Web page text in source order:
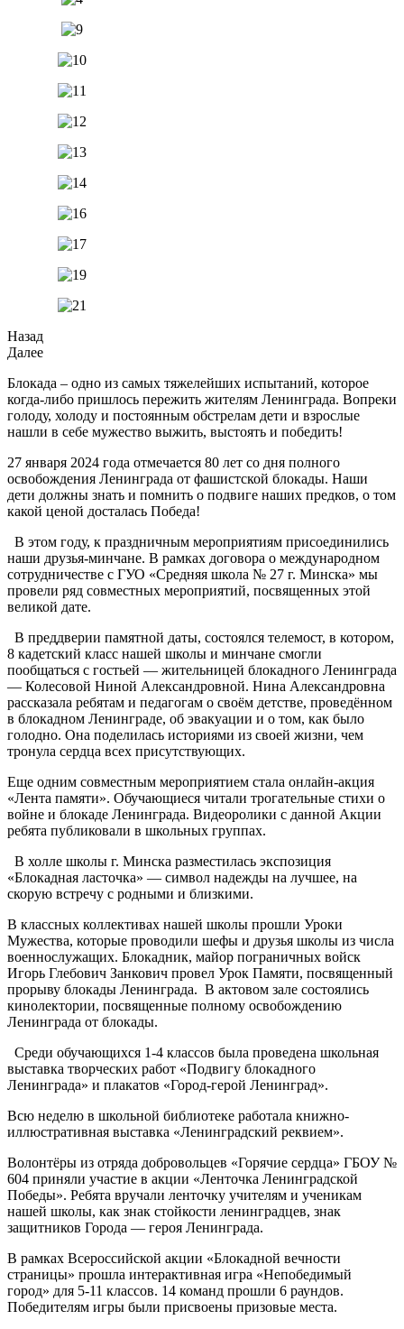
Назад
Далее
Блокада – одно из самых тяжелейших испытаний, которое
когда-либо пришлось пережить жителям Ленинграда. Вопреки
голоду, холоду и постоянным обстрелам дети и взрослые
нашли в себе мужество выжить, выстоять и победить!
27 января 2024 года отмечается 80 лет со дня полного
освобождения Ленинграда от фашистской блокады. Наши
дети должны знать и помнить о подвиге наших предков, о том
какой ценой досталась Победа!
В этом году, к праздничным мероприятиям присоединились
наши друзья-минчане. В рамках договора о международном
сотрудничестве с ГУО «Средняя школа № 27 г. Минска» мы
провели ряд совместных мероприятий, посвященных этой
великой дате.
В преддверии памятной даты, состоялся телемост, в котором,
8 кадетский класс нашей школы и минчане смогли
пообщаться с гостьей — жительницей блокадного Ленинграда
— Колесовой Ниной Александровной. Нина Александровна
рассказала ребятам и педагогам о своём детстве, проведённом
в блокадном Ленинграде, об эвакуации и о том, как было
голодно. Она поделилась историями из своей жизни, чем
тронула сердца всех присутствующих.
Еще одним совместным мероприятием стала онлайн-акция
«Лента памяти». Обучающиеся читали трогательные стихи о
войне и блокаде Ленинграда. Видеоролики с данной Акции
ребята публиковали в школьных группах.
В холле школы г. Минска разместилась экспозиция
«Блокадная ласточка» — символ надежды на лучшее, на
скорую встречу с родными и близкими.
В классных коллективах нашей школы прошли Уроки
Мужества, которые проводили шефы и друзья школы из числа
военнослужащих. Блокадник, майор пограничных войск
Игорь Глебович Занкович провел Урок Памяти, посвященный
прорыву блокады Ленинграда. В актовом зале состоялись
кинолектории, посвященные полному освобождению
Ленинграда от блокады.
Среди обучающихся 1-4 классов была проведена школьная
выставка творческих работ «Подвигу блокадного
Ленинграда» и плакатов «Город-герой Ленинград».
Всю неделю в школьной библиотеке работала книжно-
иллюстративная выставка «Ленинградский реквием».
Волонтёры из отряда добровольцев «Горячие сердца» ГБОУ №
604 приняли участие в акции «Ленточка Ленинградской
Победы». Ребята вручали ленточку учителям и ученикам
нашей школы, как знак стойкости ленинградцев, знак
защитников Города — героя Ленинграда.
В рамках Всероссийской акции «Блокадной вечности
страницы» прошла интерактивная игра «Непобедимый
город» для 5-11 классов. 14 команд прошли 6 раундов.
Победителям игры были присвоены призовые места.